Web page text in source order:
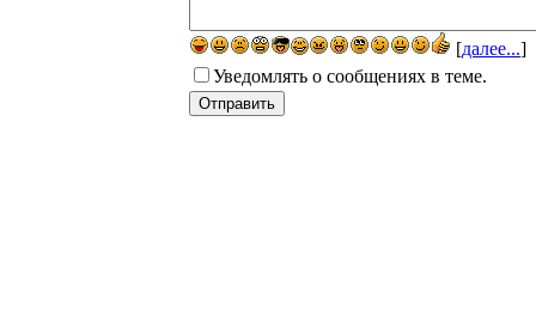
[далее...]
Уведомлять о сообщениях в теме.